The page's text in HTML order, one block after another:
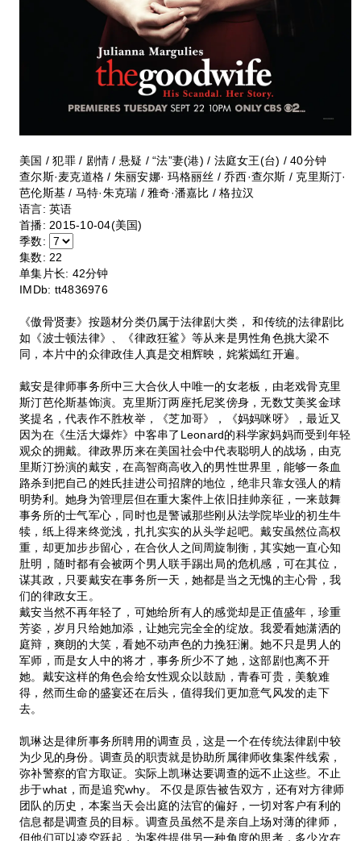
美国 / 犯罪 / 剧情 / 悬疑 / “法”妻(港) / 法庭女王(台) / 40分钟
查尔斯·麦克道格 / 朱丽安娜· 玛格丽丝 / 乔西·查尔斯 / 克里斯汀·
芭伦斯基 / 马特·朱克瑞 / 雅奇·潘嘉比 / 格拉汉
语言:英语
首播: 2015-10-04(美国)
季数:
集数: 22
单集片长: 42分钟
IMDb: tt4836976
《傲骨贤妻》按题材分类仍属于法律剧大类， 和传统的法律剧比
如《波士顿法律》、《律政狂鲨》等从来是男性角色挑大梁不
同，本片中的众律政佳人真是交相辉映，姹紫嫣红开遍。
戴安是律师事务所中三大合伙人中唯一的女老板，由老戏骨克里
斯汀芭伦斯基饰演。克里斯汀两座托尼奖傍身，无数艾美奖金球
奖提名，代表作不胜枚举，《芝加哥》，《妈妈咪呀》，最近又
因为在《生活大爆炸》中客串了Leonard的科学家妈妈而受到年轻
观众的拥戴。律政界历来在美国社会中代表聪明人的战场，由克
里斯汀扮演的戴安，在高智商高收入的男性世界里，能够一条血
路杀到把自己的姓氏挂进公司招牌的地位，绝非只靠女强人的精
明势利。她身为管理层但在重大案件上依旧挂帅亲征，一来鼓舞
事务所的士气军心，同时也是警诫那些刚从法学院毕业的初生牛
犊，纸上得来终觉浅，扎扎实实的从头学起吧。戴安虽然位高权
重，却更加步步留心，在合伙人之间周旋制衡，其实她一直心知
肚明，随时都有会被两个男人联手踢出局的危机感，可在其位，
谋其政，只要戴安在事务所一天，她都是当之无愧的主心骨，我
们的律政女王。
戴安当然不再年轻了，可她给所有人的感觉却是正值盛年，珍重
芳姿，岁月只给她加添，让她完完全全的绽放。我爱看她潇洒的
庭辩，爽朗的大笑，看她不动声色的力挽狂澜。她不只是男人的
军师，而是女人中的将才，事务所少不了她，这部剧也离不开
她。戴安这样的角色会给女性观众以鼓励，青春可贵，美貌难
得，然而生命的盛宴还在后头，值得我们更加意气风发的走下
去。
凯琳达是律所事务所聘用的调查员，这是一个在传统法律剧中较
为少见的身份。调查员的职责就是协助所属律师收集案件线索，
弥补警察的官方取证。实际上凯琳达要调查的远不止这些。不止
步于what，而是追究why。 不仅是原告被告双方，还有对方律师
团队的历史，本案当天会出庭的法官的偏好，一切对客户有利的
信息都是调查员的目标。调查员虽然不是亲自上场对薄的律师，
但他们可以凌空跃起，为案件提供另一种角度的思考，多少次在